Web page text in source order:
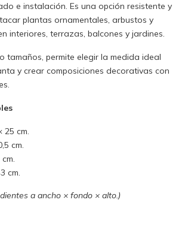
e instalación. Es una opción resistente y
plantas ornamentales, arbustos y
interiores, terrazas, balcones y jardines.
tamaños, permite elegir la medida ideal
y crear composiciones decorativas con
25 cm.
cm.
cm.
a ancho × fondo × alto.)